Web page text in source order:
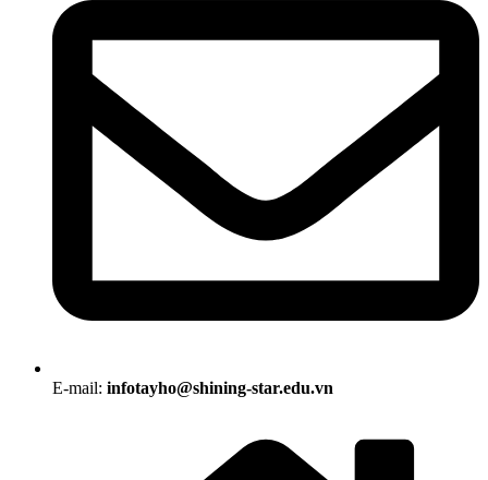
E-mail: infotayho@shining-star.edu.vn